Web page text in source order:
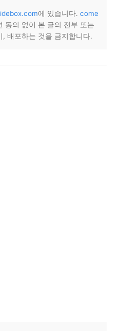
에 있습니다. come
동의 없이 본 글의 전부 또는
배포하는 것을 금지합니다.